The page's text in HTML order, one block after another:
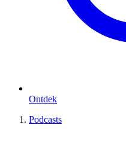
Ontdek
Podcasts